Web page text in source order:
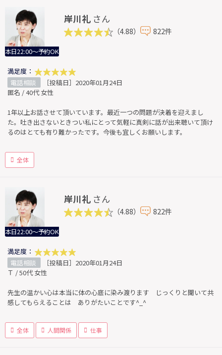
本日22:00～予約OK
岸川礼 さん
（4.88） 822件
満足度：
電話相談
［投稿日］2020年01月24日
匿名 / 40代 女性
1年以上お話させて頂いています。最近一つの問題が決着を迎えまし
た。吐き出さないときつい私にとって気軽に真剣に話が出来聴いて頂け
るのはとても有り難かったです。今後も宜しくお願いします。
全体
本日22:00～予約OK
岸川礼 さん
（4.88） 822件
満足度：
電話相談
［投稿日］2020年01月24日
Ｔ / 50代 女性
先生の温かい心は本当に体の心底に染み渡ります じっくりと聞いて共
感してもらえることは ありがたいことです^_^
全体 人間関係 仕事